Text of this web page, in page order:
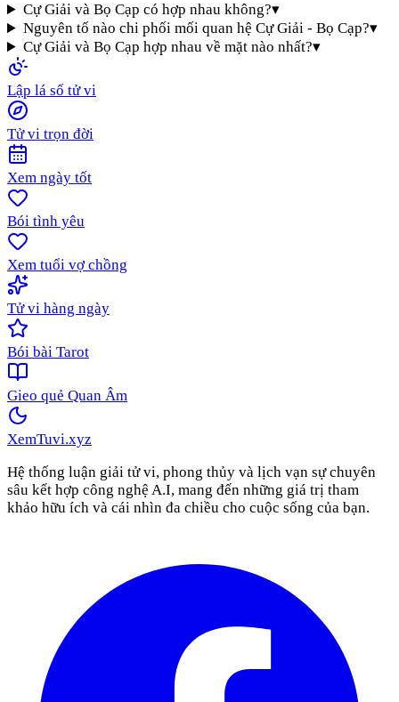
Cự Giải và Bọ Cạp có hợp nhau không?▾
Nguyên tố nào chi phối mối quan hệ Cự Giải - Bọ Cạp?▾
Cự Giải và Bọ Cạp hợp nhau về mặt nào nhất?▾
Lập lá số tử vi
Tử vi trọn đời
Xem ngày tốt
Bói tình yêu
Xem tuổi vợ chồng
Tử vi hàng ngày
Bói bài Tarot
Gieo quẻ Quan Âm
XemTuvi.xyz
Hệ thống luận giải tử vi, phong thủy và lịch vạn sự chuyên
sâu kết hợp công nghệ A.I, mang đến những giá trị tham
khảo hữu ích và cái nhìn đa chiều cho cuộc sống của bạn.